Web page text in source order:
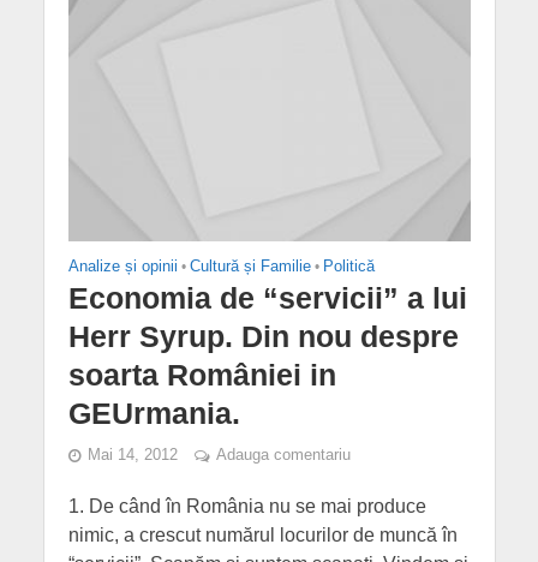
Analize și opinii • Cultură și Familie • Politică
Economia de “servicii” a lui
Herr Syrup. Din nou despre
soarta României in
GEUrmania.
Mai 14, 2012 Adauga comentariu
1. De când în România nu se mai produce
nimic, a crescut numărul locurilor de muncă în